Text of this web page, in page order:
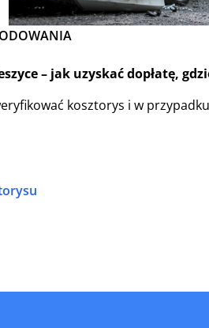
– jak uzyskać dopłatę,
kosztorys i w